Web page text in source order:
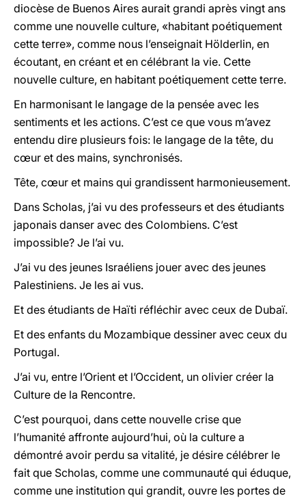
diocèse de Buenos Aires aurait grandi après vingt ans
comme une nouvelle culture, «habitant poétiquement
cette terre», comme nous l’enseignait Hölderlin, en
écoutant, en créant et en célébrant la vie. Cette
nouvelle culture, en habitant poétiquement cette terre.
En harmonisant le langage de la pensée avec les
sentiments et les actions. C’est ce que vous m’avez
entendu dire plusieurs fois: le langage de la tête, du
cœur et des mains, synchronisés.
Tête, cœur et mains qui grandissent harmonieusement.
Dans Scholas, j’ai vu des professeurs et des étudiants
japonais danser avec des Colombiens. C’est
impossible? Je l’ai vu.
J’ai vu des jeunes Israéliens jouer avec des jeunes
Palestiniens. Je les ai vus.
Et des étudiants de Haïti réfléchir avec ceux de Dubaï.
Et des enfants du Mozambique dessiner avec ceux du
Portugal.
J’ai vu, entre l’Orient et l’Occident, un olivier créer la
Culture de la Rencontre.
C’est pourquoi, dans cette nouvelle crise que
l’humanité affronte aujourd’hui, où la culture a
démontré avoir perdu sa vitalité, je désire célébrer le
fait que Scholas, comme une communauté qui éduque,
comme une institution qui grandit, ouvre les portes de